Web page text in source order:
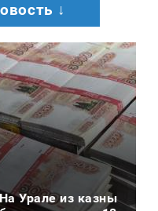
↓
На Урале из казны